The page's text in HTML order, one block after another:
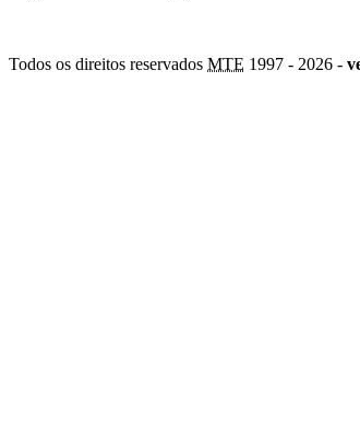
Todos os direitos reservados MTE 1997 - 2026 -